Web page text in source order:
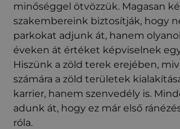
minőséggel ötvözzük. Magasan
szakembereink biztosítják, hogy
parkokat adjunk át, hanem
éveken át értéket képviselnek
Hiszünk a zöld terek erejében,
számára a zöld területek
karrier, hanem szenvedély is.
adunk át, hogy ez már első
róla.